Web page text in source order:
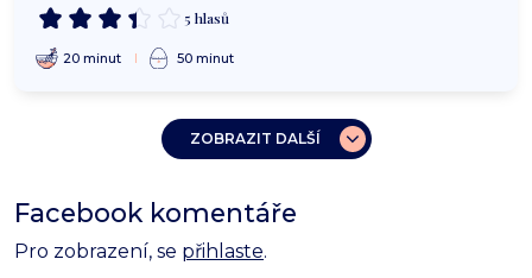
5 hlasů
20 minut 50 minut
ZOBRAZIT DALŠÍ
Facebook komentáře
Pro zobrazení, se přihlaste.